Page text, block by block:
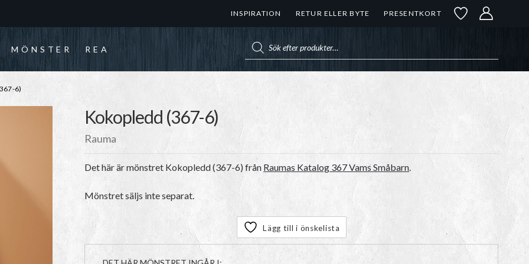
INSPIRATION RETUR ELLER BYTE PRESENTKORT
MÖNSTER REA
6)
Kokopledd (367-6)
Rauma
Det här är mönstret Kokopledd (367-6)från Raumas Katalog 367 Vams Småbarn.
Mönstret säljs inte separat.
Lägg till i önskelista